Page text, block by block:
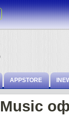
APPSTORE